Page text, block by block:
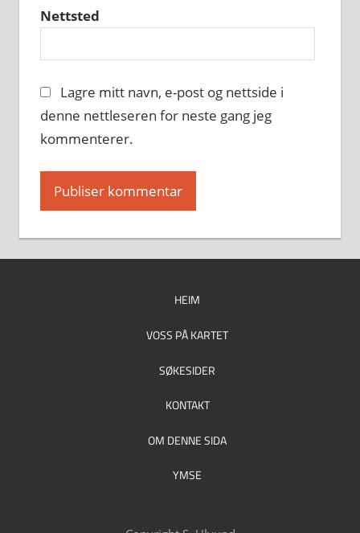
Nettsted
Lagre mitt navn, e-post og nettside i
denne nettleseren for neste gang jeg
kommenterer.
HEIM
VOSS PÅ KARTET
SØKESIDER
KONTAKT
OM DENNE SIDA
YMSE